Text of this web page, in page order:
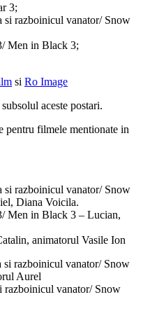
3;
si razboinicul vanator/ Snow
Men in Black 3;
si Ro Image
aceste postari.
pentru filmele mentionate in
si razboinicul vanator/ Snow
Diana Voicila.
Men in Black 3 – Lucian,
animatorul Vasile Ion
si razboinicul vanator/ Snow
Aurel
razboinicul vanator/ Snow